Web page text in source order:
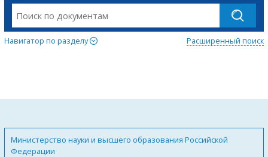
Навигатор по разделу Расширенный поиск
Министерство науки и высшего образования Российской
Федерации